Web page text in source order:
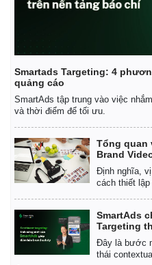
Smartads Targeting: 4
quảng cáo
SmartAds tập trung vào việc
và thời điểm để tối ưu.
Tổng quan
Brand
Định nghĩa,
cách thiết lập
SmartAds
Targeting
Đây là bước
thái